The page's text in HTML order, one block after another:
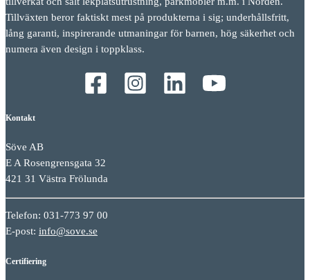
Tillväxten beror faktiskt mest på produkterna i sig; underhållsfritt,
lång garanti, inspirerande utmaningar för barnen, hög säkerhet och
numera även design i toppklass.
Kontakt
Söve AB
E A Rosengrensgata 32
421 31 Västra Frölunda
Telefon: 031-773 97 00
E-post: info@sove.se
Certifiering